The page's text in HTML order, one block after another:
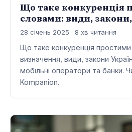
Що таке конкуренція
словами: види,
28 січень 2025 · 8 хв читання
Що таке конкуренція
визначення, види, закони
мобільні оператори та банки.
Kompanion.